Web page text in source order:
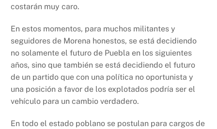
costarán muy caro.
En estos momentos, para muchos militantes y
seguidores de Morena honestos, se está decidiendo
no solamente el futuro de Puebla en los siguientes
años, sino que también se está decidiendo el futuro
de un partido que con una política no oportunista y
una posición a favor de los explotados podría ser el
vehículo para un cambio verdadero.
En todo el estado poblano se postulan para cargos de